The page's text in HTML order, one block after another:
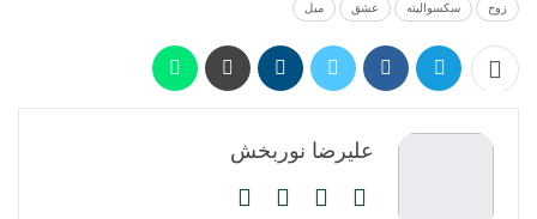
زوج سکسوالیته عشق میل
علیرضا نوربخش